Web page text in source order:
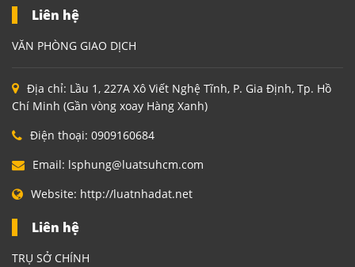
Liên hệ
VĂN PHÒNG GIAO DỊCH
Địa chỉ: Lầu 1, 227A Xô Viết Nghệ Tĩnh, P. Gia Định, Tp. Hồ
Chí Minh (Gần vòng xoay Hàng Xanh)
Điện thoại: 0909160684
Email: lsphung@luatsuhcm.com
Website: http://luatnhadat.net
Liên hệ
TRỤ SỞ CHÍNH